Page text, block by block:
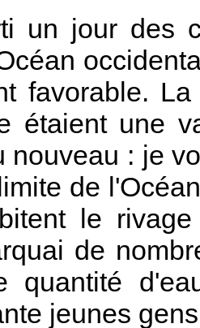
un jour des
favorable.
étaient une
nouveau : je
de
le
de
quantité
jeunes